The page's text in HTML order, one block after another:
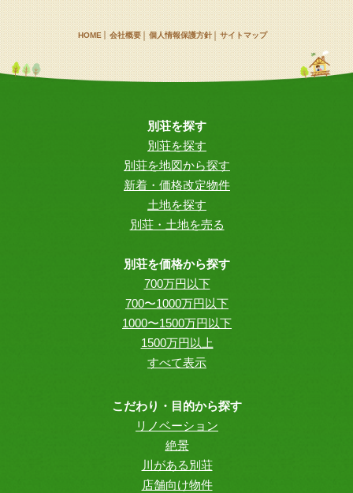
HOME 会社概要 個人情報保護方針 サイトマップ
別荘を探す
別荘を探す
別荘を地図から探す
新着・価格改定物件
土地を探す
別荘・土地を売る
別荘を価格から探す
700万円以下
700〜1000万円以下
1000〜1500万円以下
1500万円以上
すべて表示
こだわり・目的から探す
リノベーション
絶景
川がある別荘
店舗向け物件